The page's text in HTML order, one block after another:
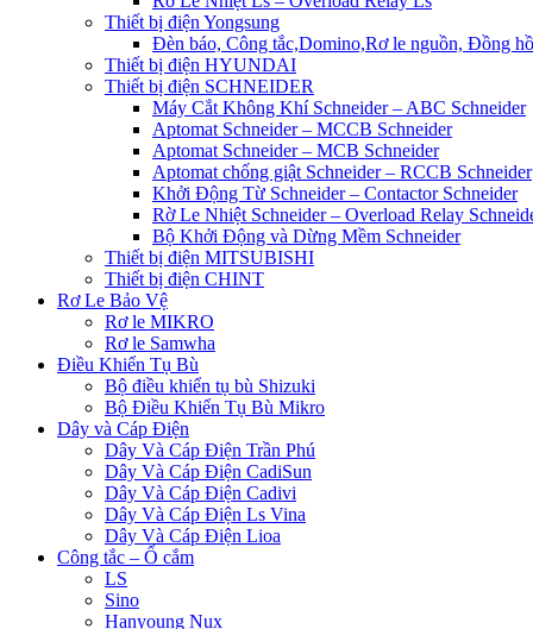
Thiết bị điện Yongsung
Đèn báo, Công tắc,Domino,Rơ le nguồn, Đồng hồ
Thiết bị điện HYUNDAI
Thiết bị điện SCHNEIDER
Máy Cắt Không Khí Schneider – ABC Schneider
Aptomat Schneider – MCCB Schneider
Aptomat Schneider – MCB Schneider
Aptomat chống giật Schneider – RCCB Schneider
Khởi Động Từ Schneider – Contactor Schneider
Rờ Le Nhiệt Schneider – Overload Relay
Bộ Khởi Động và Dừng Mềm Schneider
Thiết bị điện MITSUBISHI
Thiết bị điện CHINT
Rơ Le Bảo Vệ
Rơ le MIKRO
Rơ le Samwha
Điều Khiển Tụ Bù
Bộ điều khiển tụ bù Shizuki
Bộ Điều Khiển Tụ Bù Mikro
Dây và Cáp Điện
Dây Và Cáp Điện Trần Phú
Dây Và Cáp Điện CadiSun
Dây Và Cáp Điện Cadivi
Dây Và Cáp Điện Ls Vina
Dây Và Cáp Điện Lioa
Công tắc – Ổ cắm
LS
Sino
Hanyoung Nux